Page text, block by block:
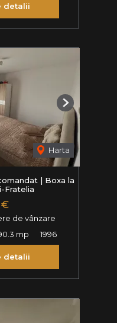
detalii
Harta
Next
| Boxa la
Fratelia
€
de vânzare
mp 1996
detalii